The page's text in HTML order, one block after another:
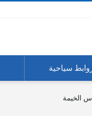
سياحية
الخيمة